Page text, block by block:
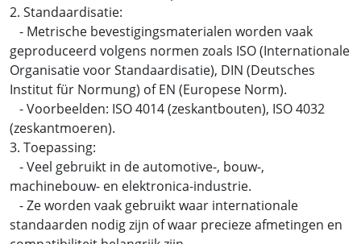
2. Standaardisatie:
- Metrische bevestigingsmaterialen worden vaak
geproduceerd volgens normen zoals ISO (Internationale
Organisatie voor Standaardisatie), DIN (Deutsches
Institut für Normung) of EN (Europese Norm).
- Voorbeelden: ISO 4014 (zeskantbouten), ISO 4032
(zeskantmoeren).
3. Toepassing:
- Veel gebruikt in de automotive-, bouw-,
machinebouw- en elektronica-industrie.
- Ze worden vaak gebruikt waar internationale
standaarden nodig zijn of waar precieze afmetingen en